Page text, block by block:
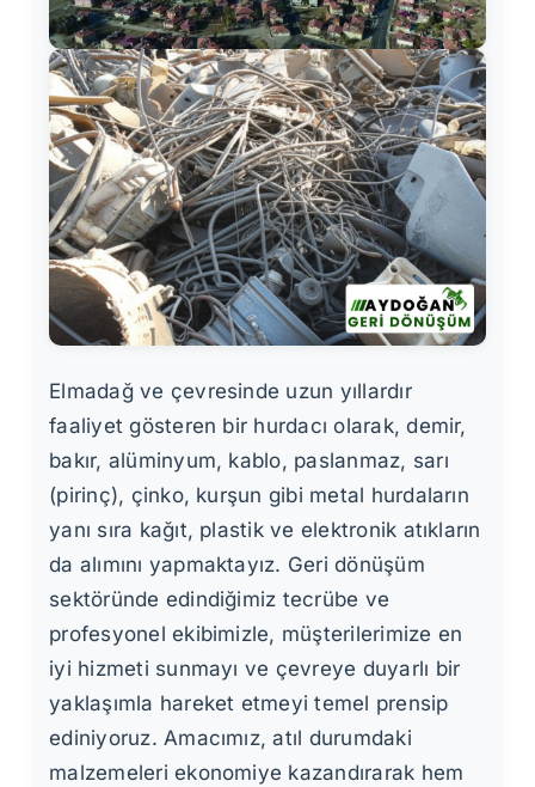
Elmadağ ve çevresinde uzun yıllardır
faaliyet gösteren bir hurdacı olarak, demir,
bakır, alüminyum, kablo, paslanmaz, sarı
(pirinç), çinko, kurşun gibi metal hurdaların
yanı sıra kağıt, plastik ve elektronik atıkların
da alımını yapmaktayız. Geri dönüşüm
sektöründe edindiğimiz tecrübe ve
profesyonel ekibimizle, müşterilerimize en
iyi hizmeti sunmayı ve çevreye duyarlı bir
yaklaşımla hareket etmeyi temel prensip
ediniyoruz. Amacımız, atıl durumdaki
malzemeleri ekonomiye kazandırarak hem